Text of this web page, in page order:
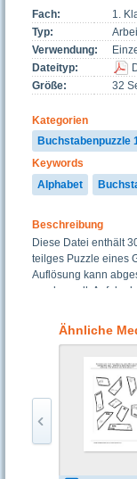
Fach:
1.
Typ:
Verwendung:
Dateityp:
Größe:
32
Kategorien
Buchstabenpuzzle
Keywords
Alphabet
Beschreibung
Diese Datei enthält
teilges Puzzle eines
Auflösung kann
werden soll. Auf der
Buchstaben
auf dickeres Papier
Schülern können 3,
gegeben werden.
diesen Buchstaben
Ähnliche